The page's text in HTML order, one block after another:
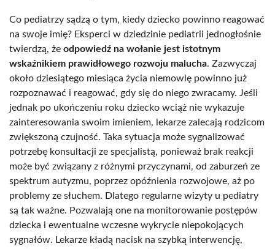
Co pediatrzy sądzą o tym, kiedy dziecko powinno reagować
na swoje imię? Eksperci w dziedzinie pediatrii jednogłośnie
twierdzą, że odpowiedź na wołanie jest istotnym
wskaźnikiem prawidłowego rozwoju malucha. Zazwyczaj
około dziesiątego miesiąca życia niemowlę powinno już
rozpoznawać i reagować, gdy się do niego zwracamy. Jeśli
jednak po ukończeniu roku dziecko wciąż nie wykazuje
zainteresowania swoim imieniem, lekarze zalecają rodzicom
zwiększoną czujność. Taka sytuacja może sygnalizować
potrzebę konsultacji ze specjalistą, ponieważ brak reakcji
może być związany z różnymi przyczynami, od zaburzeń ze
spektrum autyzmu, poprzez opóźnienia rozwojowe, aż po
problemy ze słuchem. Dlatego regularne wizyty u pediatry
są tak ważne. Pozwalają one na monitorowanie postępów
dziecka i ewentualne wczesne wykrycie niepokojących
sygnałów. Lekarze kładą nacisk na szybką interwencję,